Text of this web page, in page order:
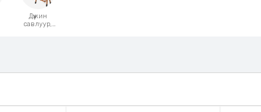
Дүүжин
савлуур,